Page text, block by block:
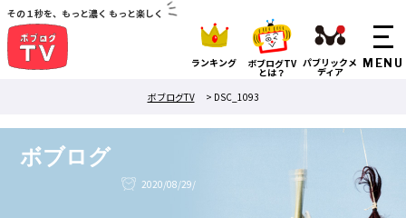
その１秒を、もっと濃く もっと楽しく
ランキング ボブログTV
とは？
パブリックメ
ディア
ボブログTV
> DSC_1093
ボブログ
2020/08/29/